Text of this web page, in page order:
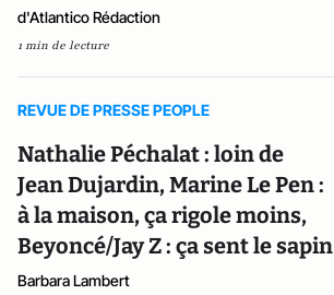
d'Atlantico Rédaction
1 min de lecture
REVUE DE PRESSE PEOPLE
Nathalie Péchalat : loin de
Jean Dujardin, Marine Le Pen :
à la maison, ça rigole moins,
Beyoncé/Jay Z : ça sent le sapin
Barbara Lambert